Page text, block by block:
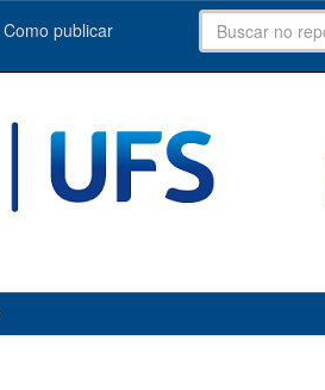
Como publicar